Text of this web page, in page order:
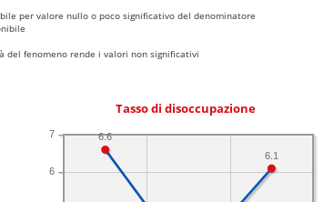
per valore nullo o poco significativo del denominatore
del fenomeno rende i valori non significativi
Tasso di disoccupazione
6
7
6.1
6.6